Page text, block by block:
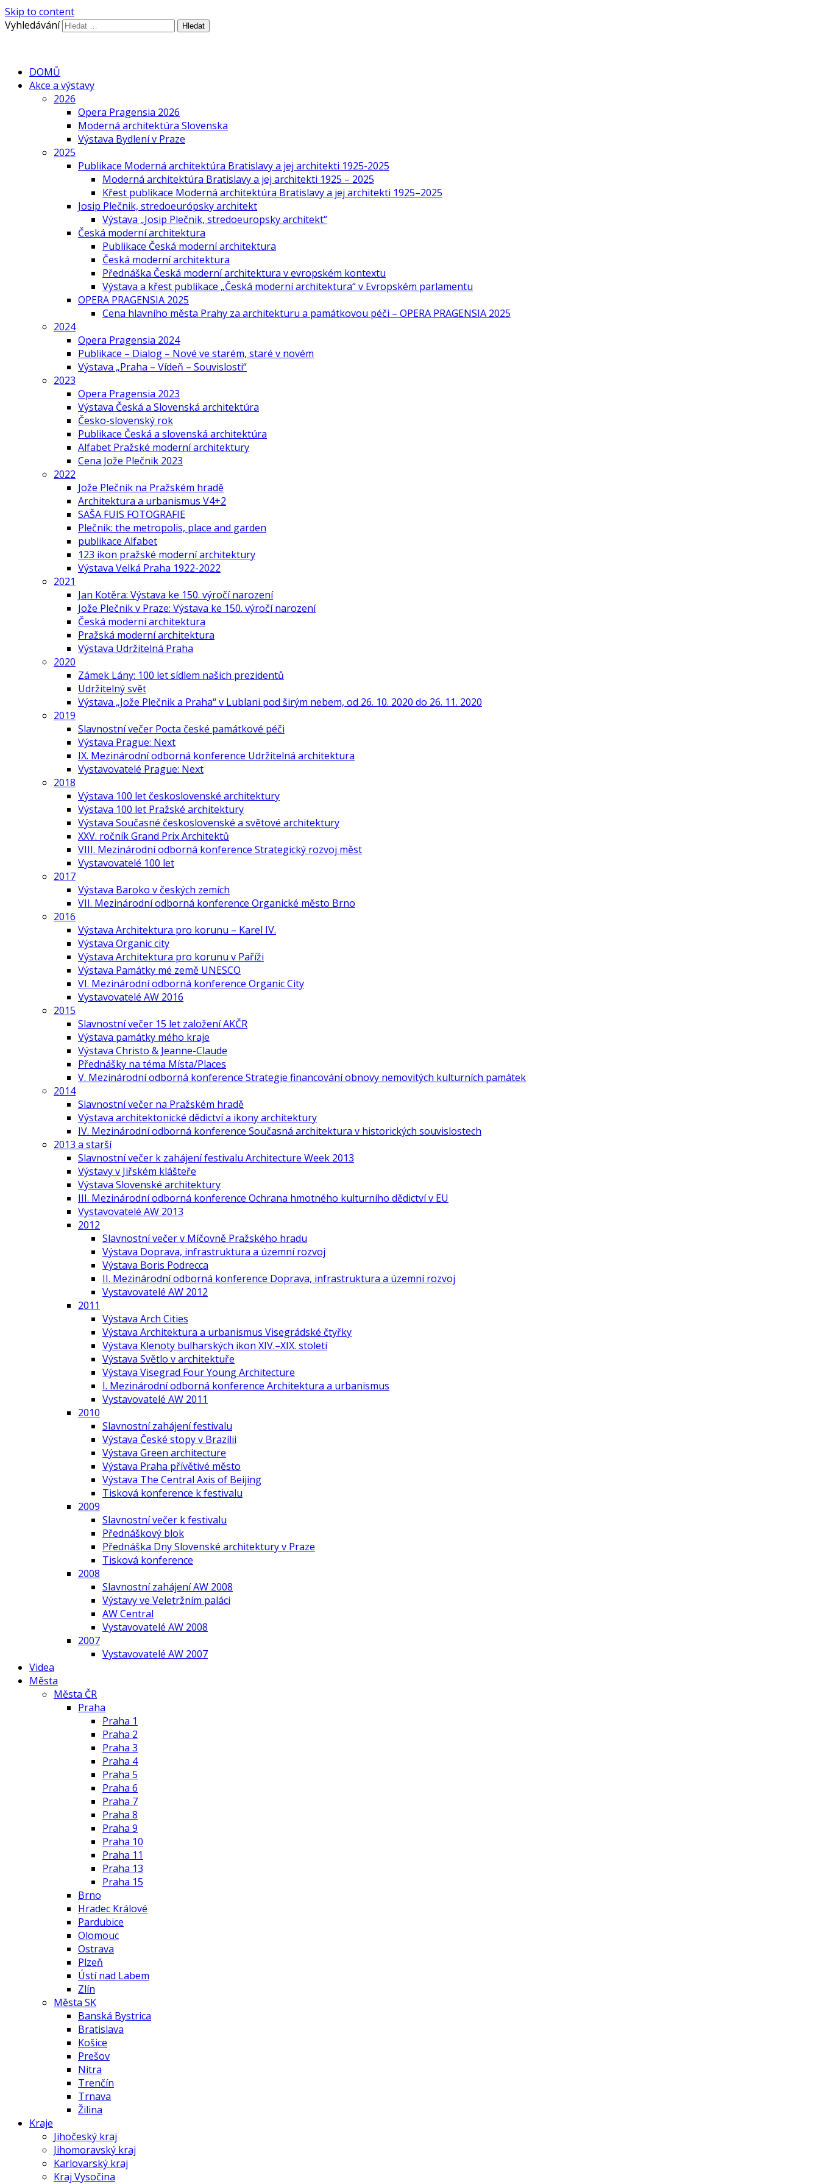
Skip to content
Vyhledávání
DOMŮ
Akce a výstavy
2026
Opera Pragensia 2026
Moderná architektúra Slovenska
Výstava Bydlení v Praze
2025
Publikace Moderná architektúra Bratislavy a jej architekti 1925-2025
Moderná architektúra Bratislavy a jej architekti 1925 – 2025
Křest publikace Moderná architektúra Bratislavy a jej architekti 1925–2025
Josip Plečnik, stredoeurópsky architekt
Výstava „Josip Plečnik, stredoeuropsky architekt“
Česká moderní architektura
Publikace Česká moderní architektura
Česká moderní architektura
Přednáška Česká moderní architektura v evropském kontextu
Výstava a křest publikace „Česká moderní architektura“ v Evropském parlamentu
OPERA PRAGENSIA 2025
Cena hlavního města Prahy za architekturu a památkovou péči – OPERA PRAGENSIA 2025
2024
Opera Pragensia 2024
Publikace – Dialog – Nové ve starém, staré v novém
Výstava „Praha – Vídeň – Souvislosti“
2023
Opera Pragensia 2023
Výstava Česká a Slovenská architektúra
Česko-slovenský rok
Publikace Česká a slovenská architektúra
Alfabet Pražské moderní architektury
Cena Jože Plečnik 2023
2022
Jože Plečnik na Pražském hradě
Architektura a urbanismus V4+2
SAŠA FUIS FOTOGRAFIE
Plečnik: the metropolis, place and garden
publikace Alfabet
123 ikon pražské moderní architektury
Výstava Velká Praha 1922-2022
2021
Jan Kotěra: Výstava ke 150. výročí narození
Jože Plečnik v Praze: Výstava ke 150. výročí narození
Česká moderní architektura
Pražská moderní architektura
Výstava Udržitelná Praha
2020
Zámek Lány: 100 let sídlem našich prezidentů
Udržitelný svět
Výstava „Jože Plečnik a Praha“ v Lublani pod širým nebem, od 26. 10. 2020 do 26. 11. 2020
2019
Slavnostní večer Pocta české památkové péči
Výstava Prague: Next
IX. Mezinárodní odborná konference Udržitelná architektura
Vystavovatelé Prague: Next
2018
Výstava 100 let československé architektury
Výstava 100 let Pražské architektury
Výstava Současné československé a světové architektury
XXV. ročník Grand Prix Architektů
VIII. Mezinárodní odborná konference Strategický rozvoj měst
Vystavovatelé 100 let
2017
Výstava Baroko v českých zemích
VII. Mezinárodní odborná konference Organické město Brno
2016
Výstava Architektura pro korunu – Karel IV.
Výstava Organic city
Výstava Architektura pro korunu v Paříži
Výstava Památky mé země UNESCO
VI. Mezinárodní odborná konference Organic City
Vystavovatelé AW 2016
2015
Slavnostní večer 15 let založení AKČR
Výstava památky mého kraje
Výstava Christo & Jeanne-Claude
Přednášky na téma Místa/Places
V. Mezinárodní odborná konference Strategie financování obnovy nemovitých kulturních památek
2014
Slavnostní večer na Pražském hradě
Výstava architektonické dědictví a ikony architektury
IV. Mezinárodní odborná konference Současná architektura v historických souvislostech
2013 a starší
Slavnostní večer k zahájení festivalu Architecture Week 2013
Výstavy v Jiřském klášteře
Výstava Slovenské architektury
III. Mezinárodní odborná konference Ochrana hmotného kulturního dědictví v EU
Vystavovatelé AW 2013
2012
Slavnostní večer v Míčovně Pražského hradu
Výstava Doprava, infrastruktura a územní rozvoj
Výstava Boris Podrecca
II. Mezinárodní odborná konference Doprava, infrastruktura a územní rozvoj
Vystavovatelé AW 2012
2011
Výstava Arch Cities
Výstava Architektura a urbanismus Visegrádské čtyřky
Výstava Klenoty bulharských ikon XIV.–XIX. století
Výstava Světlo v architektuře
Výstava Visegrad Four Young Architecture
I. Mezinárodní odborná konference Architektura a urbanismus
Vystavovatelé AW 2011
2010
Slavnostní zahájení festivalu
Výstava České stopy v Brazílii
Výstava Green architecture
Výstava Praha přívětivé město
Výstava The Central Axis of Beijing
Tisková konference k festivalu
2009
Slavnostní večer k festivalu
Přednáškový blok
Přednáška Dny Slovenské architektury v Praze
Tisková konference
2008
Slavnostní zahájení AW 2008
Výstavy ve Veletržním paláci
AW Central
Vystavovatelé AW 2008
2007
Vystavovatelé AW 2007
Videa
Města
Města ČR
Praha
Praha 1
Praha 2
Praha 3
Praha 4
Praha 5
Praha 6
Praha 7
Praha 8
Praha 9
Praha 10
Praha 11
Praha 13
Praha 15
Brno
Hradec Králové
Pardubice
Olomouc
Ostrava
Plzeň
Ústí nad Labem
Zlín
Města SK
Banská Bystrica
Bratislava
Košice
Prešov
Nitra
Trenčín
Trnava
Žilina
Kraje
Jihočeský kraj
Jihomoravský kraj
Karlovarský kraj
Kraj Vysočina